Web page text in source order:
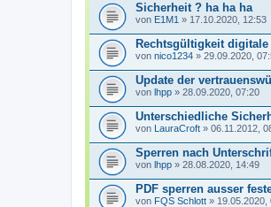
Sicherheit ? ha ha ha
von E1M1 » 17.10.2020, 12:53
Rechtsgültigkeit
von nico1234 » 29.09.2020,
Update der
von lhpp » 28.09.2020, 07:20
Unterschiedliche
von LauraCroft » 06.11.2012,
Sperren nach
von lhpp » 28.08.2020, 14:49
PDF sperren ausser
von FQS Schlott » 19.05.2020,